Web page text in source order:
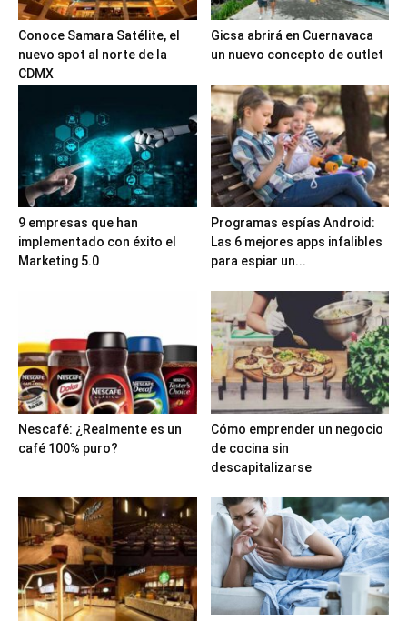
Conoce Samara Satélite, el
nuevo spot al norte de la
CDMX
Gicsa abrirá en Cuernavaca
un nuevo concepto de outlet
9 empresas que han
implementado con éxito el
Marketing 5.0
Programas espías Android:
Las 6 mejores apps infalibles
para espiar un...
Nescafé: ¿Realmente es un
café 100% puro?
Cómo emprender un negocio
de cocina sin
descapitalizarse